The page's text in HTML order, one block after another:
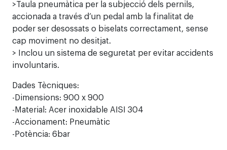
>Taula pneumàtica per la subjecció dels pernils,
accionada a través d’un pedal amb la finalitat de
poder ser desossats o biselats correctament, sense
cap moviment no desitjat.
> Inclou un sistema de seguretat per evitar accidents
involuntaris.
Dades Tècniques:
-Dimensions: 900 x 900
-Material: Acer inoxidable AISI 304
-Accionament: Pneumàtic
-Potència: 6bar